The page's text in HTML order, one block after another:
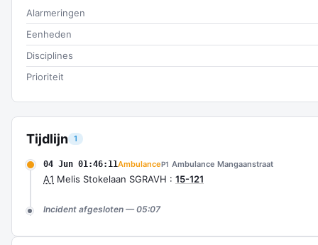
Tijdlijn 1
04 Jun 01:46:11AmbulanceP1 Ambulance Mangaanstraat
A1 Melis Stokelaan SGRAVH : 15-121
Incident afgesloten — 05:07
Alarmeringen
Eenheden
Disciplines
Prioriteit